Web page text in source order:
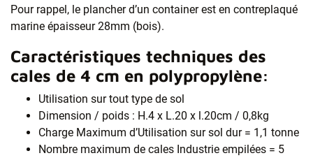
Pour rappel, le plancher d’un container est en contreplaqué
marine épaisseur 28mm (bois).
Caractéristiques techniques des
cales de 4 cm en polypropylène:
Utilisation sur tout type de sol
Dimension / poids : H.4 x L.20 x l.20cm / 0,8kg
Charge Maximum d’Utilisation sur sol dur = 1,1 tonne
Nombre maximum de cales Industrie empilées = 5